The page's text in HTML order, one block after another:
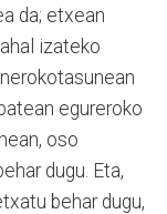
da; etxean
izateko
egureroko
oso
dugu. Eta,
behar dugu,